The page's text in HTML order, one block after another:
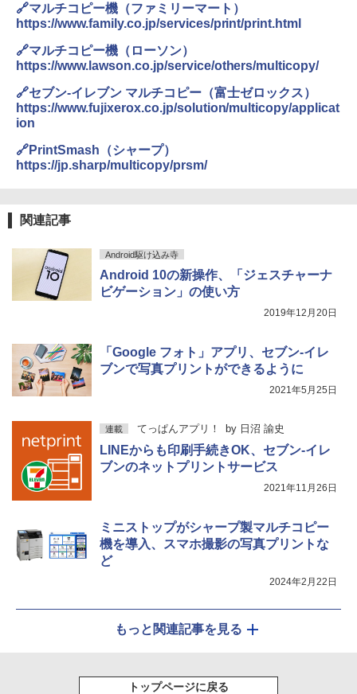
🔗マルチコピー機（ファミリーマート）
https://www.family.co.jp/services/print/print.html
🔗マルチコピー機（ローソン）
https://www.lawson.co.jp/service/others/multicopy/
🔗セブン‐イレブン マルチコピー（富士ゼロックス）
https://www.fujixerox.co.jp/solution/multicopy/applicat
ion
🔗PrintSmash（シャープ）
https://jp.sharp/multicopy/prsm/
関連記事
Android駆け込み寺
Android 10の新操作、「ジェスチャーナ
ビゲーション」の使い方
2019年12月20日
「Google フォト」アプリ、セブン-イレ
ブンで写真プリントができるように
2021年5月25日
連載 てっぱんアプリ！ by 日沼 諭史
LINEからも印刷手続きOK、セブン-イレ
ブンのネットプリントサービス
2021年11月26日
ミニストップがシャープ製マルチコピー
機を導入、スマホ撮影の写真プリントな
ど
2024年2月22日
もっと関連記事を見る
トップページに戻る